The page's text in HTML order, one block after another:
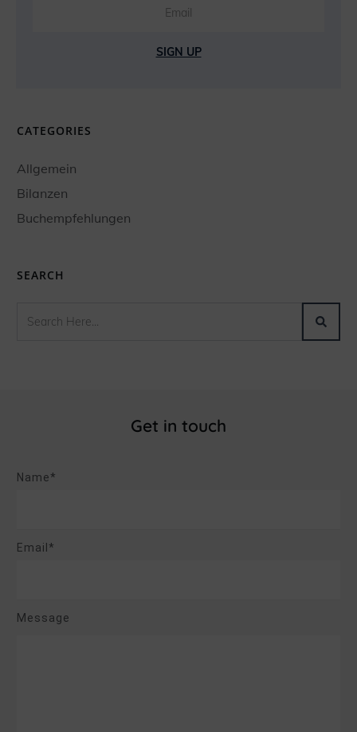
SIGN UP
CATEGORIES
Allgemein
Bilanzen
Buchempfehlungen
SEARCH
Get in touch
Name*
Email*
Message